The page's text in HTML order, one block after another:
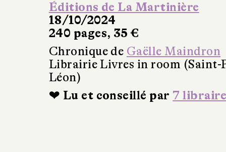
Éditions de La Martinière
18/10/2024
240 pages, 35 €
Chronique de Gaëlle Maindron
Librairie Livres in room (Saint-
Léon)
❤ Lu et conseillé par 7